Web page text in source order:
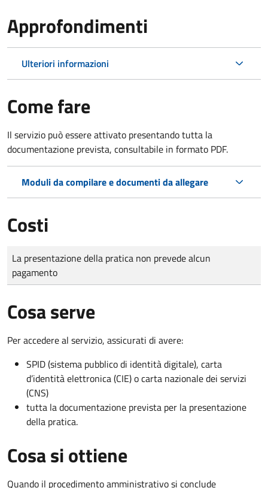
Approfondimenti
Ulteriori informazioni
Come fare
Il servizio può essere attivato presentando tutta la
documentazione prevista, consultabile in formato PDF.
Moduli da compilare e documenti da allegare
Costi
Tipo di pagamento
Importo
La presentazione della pratica non prevede alcun
pagamento
Cosa serve
Per accedere al servizio, assicurati di avere:
SPID (sistema pubblico di identità digitale), carta
d’identità elettronica (CIE) o carta nazionale dei servizi
(CNS)
tutta la documentazione prevista per la presentazione
della pratica.
Cosa si ottiene
Quando il procedimento amministrativo si conclude